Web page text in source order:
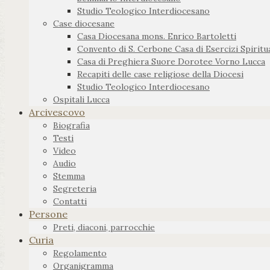
Studio Teologico Interdiocesano
Case diocesane
Casa Diocesana mons. Enrico Bartoletti
Convento di S. Cerbone Casa di Esercizi
Casa di Preghiera Suore Dorotee Vorno Lucca
Recapiti delle case religiose della Diocesi
Studio Teologico Interdiocesano
Ospitali Lucca
Arcivescovo
Biografia
Testi
Video
Audio
Stemma
Segreteria
Contatti
Persone
Preti, diaconi, parrocchie
Curia
Regolamento
Organigramma